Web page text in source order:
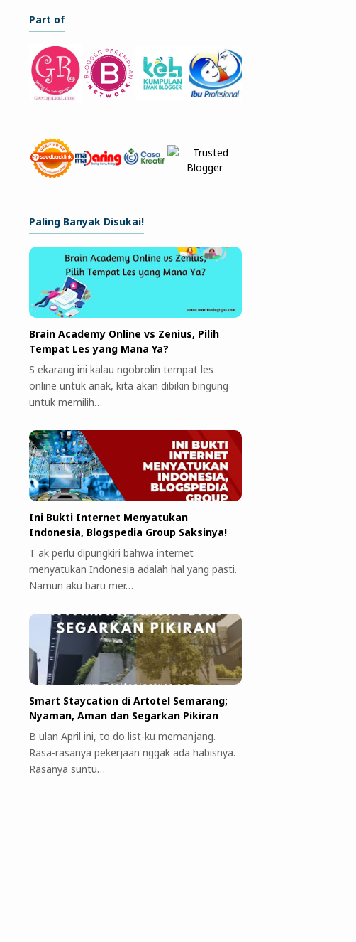
Part of
Paling Banyak Disukai!
Brain Academy Online vs Zenius, Pilih
Tempat Les yang Mana Ya?
S ekarang ini kalau ngobrolin tempat les
online untuk anak, kita akan dibikin bingung
untuk memilih…
Ini Bukti Internet Menyatukan
Indonesia, Blogspedia Group Saksinya!
T ak perlu dipungkiri bahwa internet
menyatukan Indonesia adalah hal yang pasti.
Namun aku baru mer…
Smart Staycation di Artotel Semarang;
Nyaman, Aman dan Segarkan Pikiran
B ulan April ini, to do list-ku memanjang.
Rasa-rasanya pekerjaan nggak ada habisnya.
Rasanya suntu…